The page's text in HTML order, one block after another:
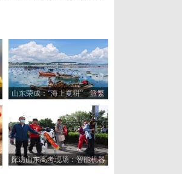
山东荣成：“海上夏耕”一派繁
探访山东高考现场：智能机器